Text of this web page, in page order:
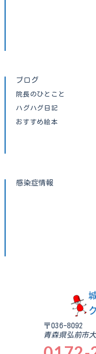
ブログ
院長のひとこと
ハグハグ日記
おすすめ絵本
感染症情報
〒036-8092
青森県弘前市